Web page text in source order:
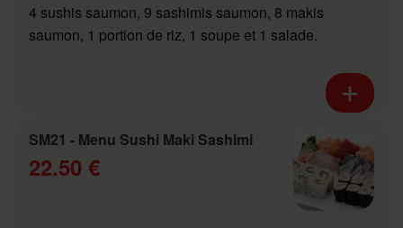
4 sushis saumon, 9 sashimis saumon, 8 makis
saumon, 1 portion de riz, 1 soupe et 1 salade.
SM21 - Menu Sushi Maki Sashimi
22.50 €